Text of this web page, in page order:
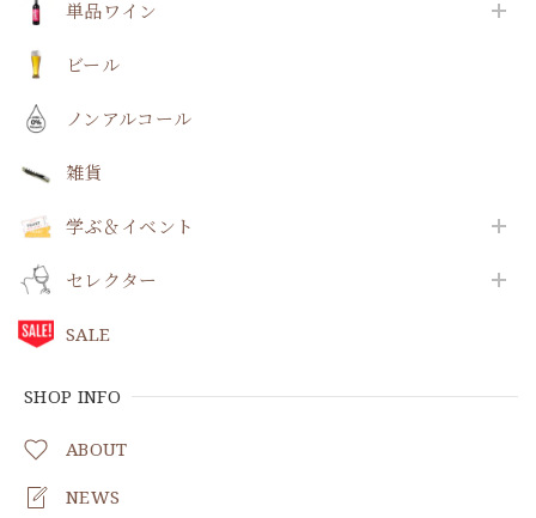
単品ワイン
ビール
ノンアルコール
雑貨
学ぶ＆イベント
セレクター
SALE
SHOP INFO
ABOUT
NEWS